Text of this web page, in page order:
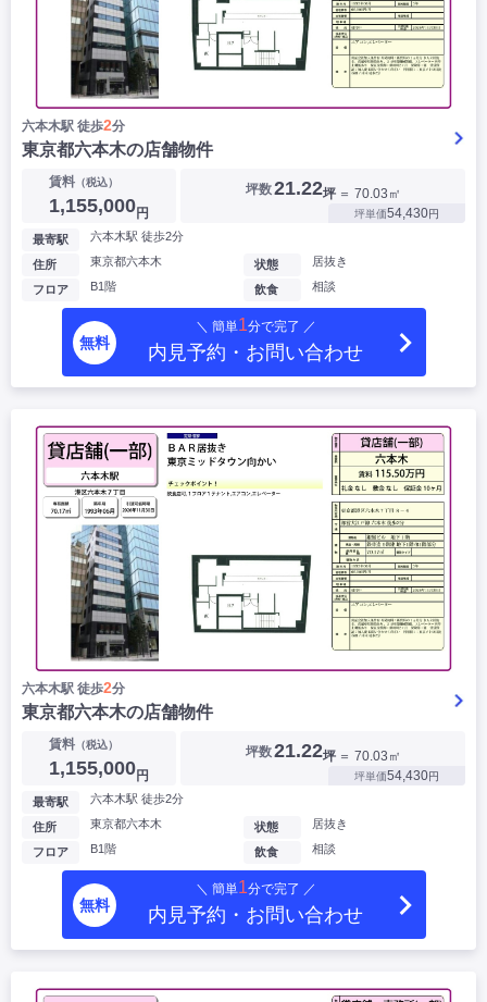
六本木駅 徒歩2分
東京都六本木の店舗物件
賃料 （税込）
1,155,000円
坪数21.22坪 ＝ 70.03㎡
坪単価54,430円
最寄駅 六本木駅 徒歩2分
住所 東京都六本木
フロア B1階
状態 居抜き
飲食 相談
無料
＼ 簡単1分で完了 ／
内見予約・お問い合わせ
六本木駅 徒歩2分
東京都六本木の店舗物件
賃料 （税込）
1,155,000円
坪数21.22坪 ＝ 70.03㎡
坪単価54,430円
最寄駅 六本木駅 徒歩2分
住所 東京都六本木
フロア B1階
状態 居抜き
飲食 相談
無料
＼ 簡単1分で完了 ／
内見予約・お問い合わせ